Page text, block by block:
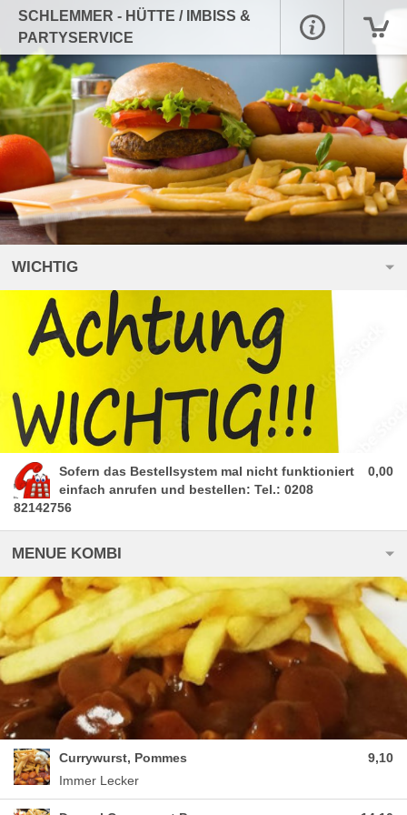
SCHLEMMER - HÜTTE / IMBISS &
PARTYSERVICE
WICHTIG
Sofern das Bestellsystem mal nicht funktioniert
einfach anrufen und bestellen: Tel.: 0208
82142756
0,00
MENUE KOMBI
Currywurst, Pommes
Immer Lecker
9,10